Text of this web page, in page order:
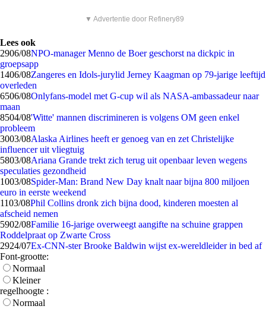
▼ Advertentie door Refinery89
Lees ook
2906/08NPO-manager Menno de Boer geschorst na dickpic in
groepsapp
1406/08Zangeres en Idols-jurylid Jerney Kaagman op 79-jarige leeftijd
overleden
6506/08Onlyfans-model met G-cup wil als NASA-ambassadeur naar
maan
8504/08'Witte' mannen discrimineren is volgens OM geen enkel
probleem
3003/08Alaska Airlines heeft er genoeg van en zet Christelijke
influencer uit vliegtuig
5803/08Ariana Grande trekt zich terug uit openbaar leven wegens
speculaties gezondheid
1003/08Spider-Man: Brand New Day knalt naar bijna 800 miljoen
euro in eerste weekend
1103/08Phil Collins dronk zich bijna dood, kinderen moesten al
afscheid nemen
5902/08Familie 16-jarige overweegt aangifte na schuine grappen
Roddelpraat op Zwarte Cross
2924/07Ex-CNN-ster Brooke Baldwin wijst ex-wereldleider in bed af
Font-grootte:
Normaal
Kleiner
regelhoogte :
Normaal